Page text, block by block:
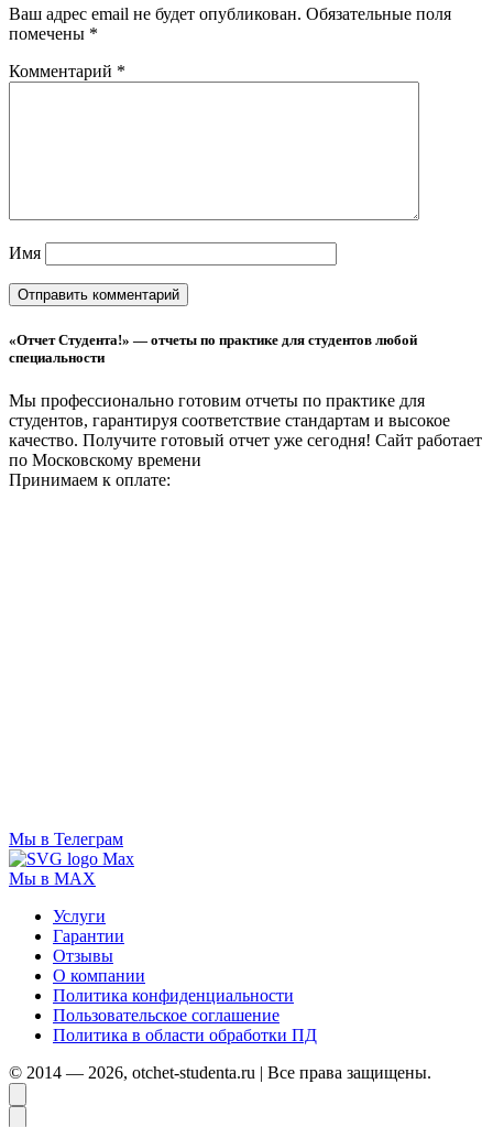
Ваш адрес email не будет опубликован. Обязательные поля
помечены *
Комментарий *
Имя
«Отчет Студента!» — отчеты по практике для студентов любой
специальности
Мы профессионально готовим отчеты по практике для
студентов, гарантируя соответствие стандартам и высокое
качество. Получите готовый отчет уже сегодня! Сайт работает
по Московскому времени
Принимаем к оплате:
Мы в Телеграм
Мы в MAX
Услуги
Гарантии
Отзывы
О компании
Политика конфиденциальности
Пользовательское соглашение
Политика в области обработки ПД
© 2014 — 2026, otchet-studenta.ru | Все права защищены.